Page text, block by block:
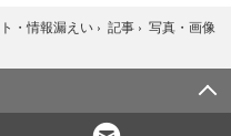
・情報漏えい › 記事 › 写真・画像